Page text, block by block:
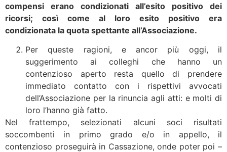
compensi erano condizionati all’esito positivo dei
ricorsi; così come al loro esito positivo era
condizionata la quota spettante all’Associazione.
Per queste ragioni, e ancor più oggi, il
suggerimento ai colleghi che hanno un
contenzioso aperto resta quello di prendere
immediato contatto con i rispettivi avvocati
dell’Associazione per la rinuncia agli atti: e molti di
loro l’hanno già fatto.
Nel frattempo, selezionati alcuni soci risultati
soccombenti in primo grado e/o in appello, il
contenzioso proseguirà in Cassazione, onde poter poi –